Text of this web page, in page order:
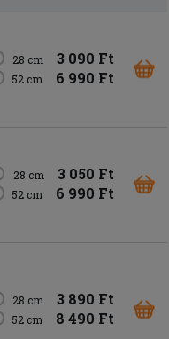
28 cm 3 090 Ft
52 cm 6 990 Ft
28 cm 3 050 Ft
52 cm 6 990 Ft
28 cm 3 890 Ft
52 cm 8 490 Ft